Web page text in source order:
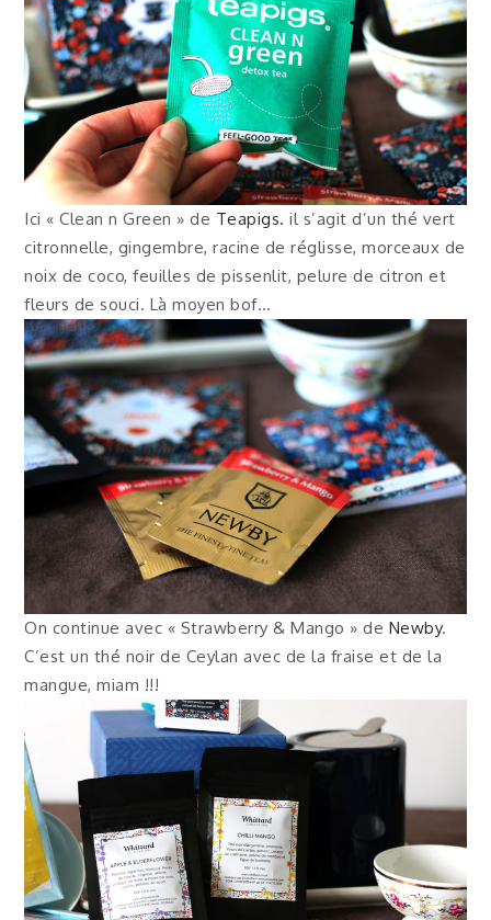
Ici « Clean n Green » de Teapigs.il s’agit d’un thé vert
citronnelle, gingembre, racine de réglisse, morceaux de
noix de coco, feuilles de pissenlit, pelure de citron et
fleurs de souci. Là moyen bof…
On continue avec « Strawberry & Mango » de Newby.
C’est un thé noir de Ceylan avec de la fraise et de la
mangue, miam !!!